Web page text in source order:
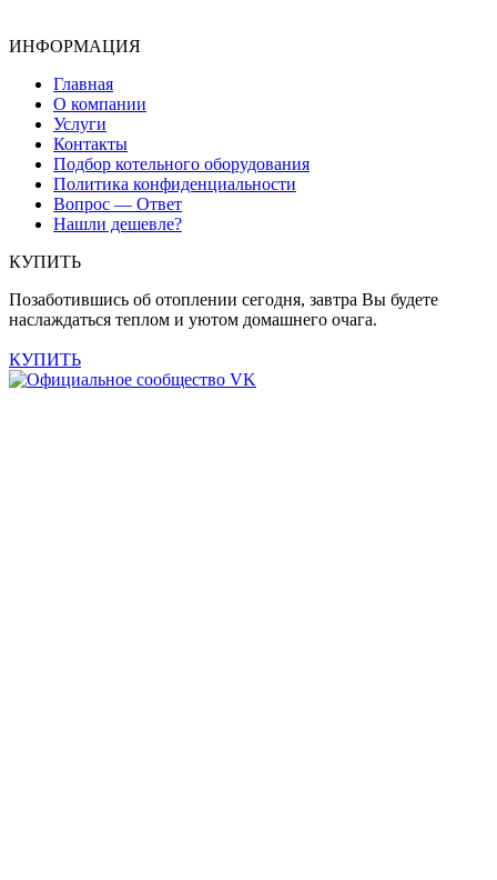
ИНФОРМАЦИЯ
Главная
О компании
Услуги
Контакты
Подбор котельного оборудования
Политика конфиденциальности
Вопрос — Ответ
Нашли дешевле?
КУПИТЬ
Позаботившись об отоплении сегодня, завтра Вы будете
наслаждаться теплом и уютом домашнего очага.
КУПИТЬ